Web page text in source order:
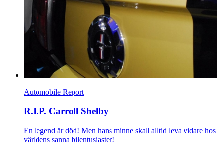
Automobile Report
R.I.P. Carroll Shelby
En legend är död! Men hans minne skall alltid leva vidare hos
världens sanna bilentusiaster!